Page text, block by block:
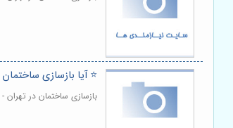
⭐️ آیا بازسازی
بازسازی ساختمان در